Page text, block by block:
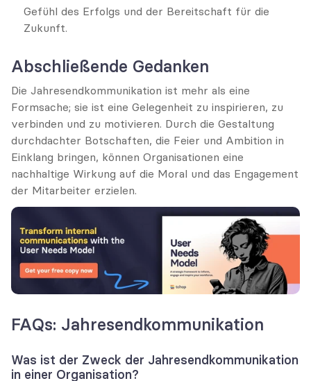
Gefühl des Erfolgs und der Bereitschaft für die
Zukunft.
Abschließende Gedanken
Die Jahresendkommunikation ist mehr als eine
Formsache; sie ist eine Gelegenheit zu inspirieren, zu
verbinden und zu motivieren. Durch die Gestaltung
durchdachter Botschaften, die Feier und Ambition in
Einklang bringen, können Organisationen eine
nachhaltige Wirkung auf die Moral und das Engagement
der Mitarbeiter erzielen.
FAQs: Jahresendkommunikation
Was ist der Zweck der Jahresendkommunikation
in einer Organisation?